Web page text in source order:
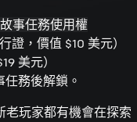
事任務使用權
證，價值 $10 美元）
美元）
任務後解鎖。
老玩家都有機會在探索